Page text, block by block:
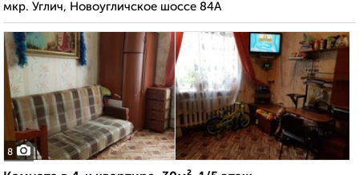
мкр. Углич, Новоугличское шоссе 84А
8